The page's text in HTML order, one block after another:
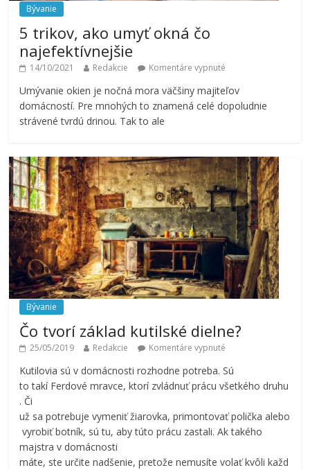
Bývanie
5 trikov, ako umyť okná čo
najefektívnejšie
14/10/2021 Redakcie Komentáre vypnuté
Umývanie okien je nočná mora väčšiny majiteľov
domácností. Pre mnohých to znamená celé dopoludnie
strávené tvrdú drinou. Tak to ale
Bývanie
Čo tvorí základ kutilské dielne?
25/05/2019 Redakcie Komentáre vypnuté
Kutilovia sú v domácnosti rozhodne potreba. Sú
to takí Ferdové mravce, ktorí zvládnuť prácu všetkého druhu
. Či
už sa potrebuje vymeniť žiarovka, primontovať polička alebo
vyrobiť botník, sú tu, aby túto prácu zastali. Ak takého
majstra v domácnosti
máte, ste určite nadšenie, pretože nemusíte volať kvôli každ